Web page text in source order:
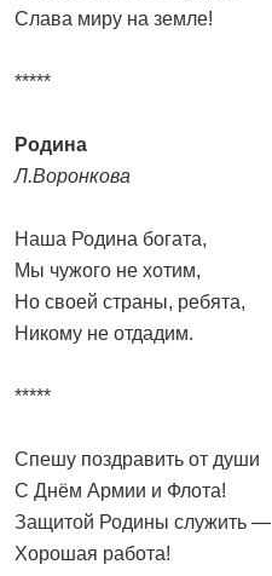
Слава миру на земле!
*****
Родина
Л.Воронкова
Наша Родина богата,
Мы чужого не хотим,
Но своей страны, ребята,
Никому не отдадим.
*****
Спешу поздравить от души
С Днём Армии и Флота!
Защитой Родины служить —
Хорошая работа!